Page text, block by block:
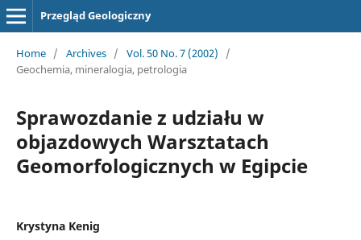
Przegląd Geologiczny
Home / Archives / Vol. 50 No. 7 (2002)
/
Geochemia, mineralogia, petrologia
Sprawozdanie z udziału w
objazdowych Warsztatach
Geomorfologicznych w Egipcie
Krystyna Kenig